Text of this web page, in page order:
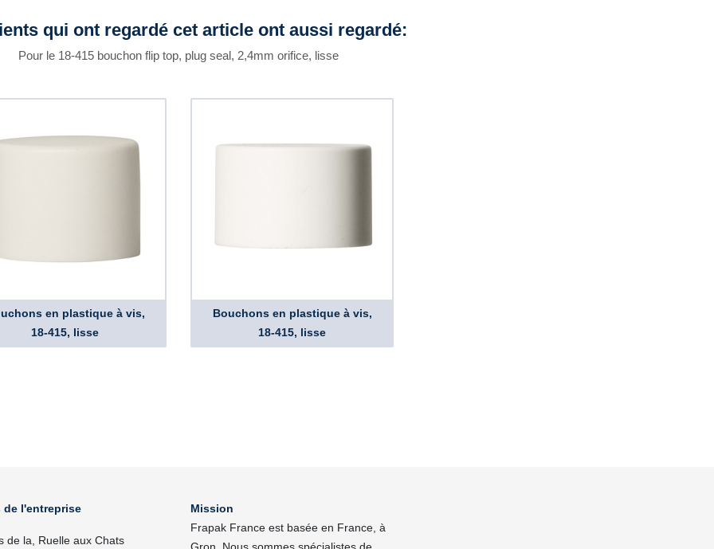
qui ont regardé cet article ont aussi regardé:
Pour le 18-415 bouchon flip top, plug seal, 2,4mm orifice, lisse
en plastique à vis,
18-415, lisse
Bouchons en plastique à vis,
18-415, lisse
de l'entreprise
de la, Ruelle aux Chats
Mission
Frapak France est basée en France, à